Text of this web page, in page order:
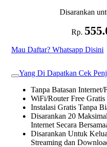
Disarankan
Rp.
Mau Daftar? Whatsapp Disini
Yang Di Dapatkan Cek
Tanpa Batasan
WiFi/Router Free Gratis
Instalasi Gratis Tanpa
Disarankan 20
Internet Secara
Disarankan Untuk
Streaming dan